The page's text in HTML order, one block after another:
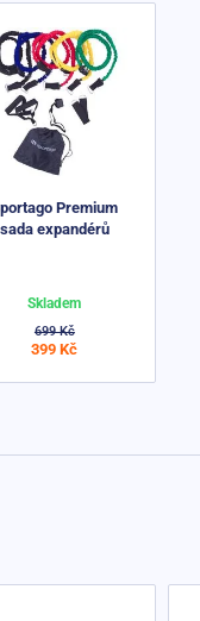
Premium
sada expandérů
699 Kč
399 Kč
Skladem